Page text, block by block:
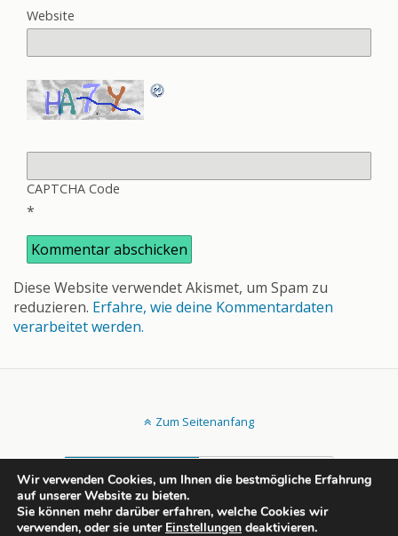
Website
CAPTCHA Code
*
Diese Website verwendet Akismet, um Spam zu
reduzieren. Erfahre, wie deine Kommentardaten
verarbeitet werden.
Zum Seitenanfang
All content Copyright rechtsportlich.net
Wir verwenden Cookies, um Ihnen die bestmögliche Erfahrung
auf unserer Website zu bieten.
Sie können mehr darüber erfahren, welche Cookies wir
verwenden, oder sie unter Einstellungen deaktivieren.